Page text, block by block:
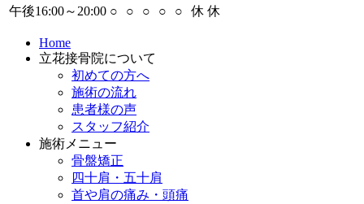
午後16:00～20:00 ○ ○ ○ ○ ○ 休 休
Home
立花接骨院について
初めての方へ
施術の流れ
患者様の声
スタッフ紹介
施術メニュー
骨盤矯正
四十肩・五十肩
首や肩の痛み・頭痛